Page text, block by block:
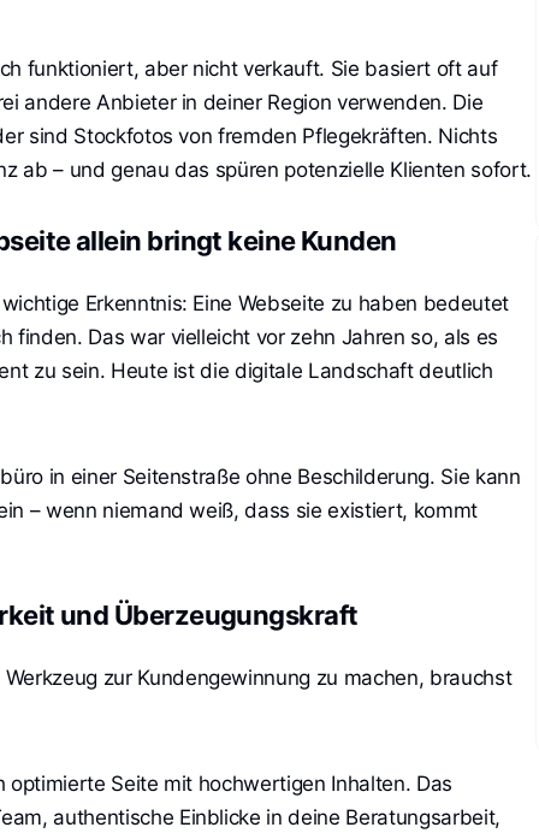
funktioniert, aber nicht verkauft. Sie basiert oft auf
andere Anbieter in deiner Region verwenden. Die
sind Stockfotos von fremden Pflegekräften. Nichts
ab – und genau das spüren potenzielle Klienten sofort.
allein bringt keine Kunden
Erkenntnis: Eine Webseite zu haben bedeutet
finden. Das war vielleicht vor zehn Jahren so, als es
zu sein. Heute ist die digitale Landschaft deutlich
in einer Seitenstraße ohne Beschilderung. Sie kann
– wenn niemand weiß, dass sie existiert, kommt
und Überzeugungskraft
zur Kundengewinnung zu machen, brauchst
optimierte Seite mit hochwertigen Inhalten. Das
authentische Einblicke in deine Beratungsarbeit,